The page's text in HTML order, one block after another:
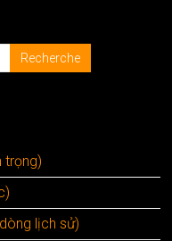
trọng)
lịch sử)